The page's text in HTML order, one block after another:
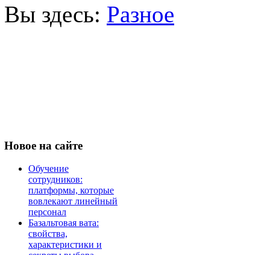
Вы здесь: Разное
Новое на сайте
Обучение
сотрудников:
платформы, которые
вовлекают линейный
персонал
Базальтовая вата:
свойства,
характеристики и